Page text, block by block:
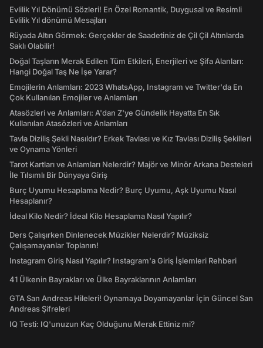
Evlilik Yıl Dönümü Sözleri! En Özel Romantik, Duygusal ve Resimli
Evlilik Yıl dönümü Mesajları
Rüyada Altın Görmek: Gerçekler de Saadetiniz de Çil Çil Altınlarda
Saklı Olabilir!
Doğal Taşların Merak Edilen Tüm Etkileri, Enerjileri ve Şifa Alanları:
Hangi Doğal Taş Ne İşe Yarar?
Emojilerin Anlamları: 2023 WhatsApp, Instagram ve Twitter'da En
Çok Kullanılan Emojiler ve Anlamları
Atasözleri ve Anlamları: A'dan Z'ye Gündelik Hayatta En Sık
Kullanılan Atasözleri ve Anlamları
Tavla Diziliş Şekli Nasıldır? Erkek Tavlası ve Kız Tavlası Diziliş Şekilleri
ve Oynama Yönleri
Tarot Kartları ve Anlamları Nelerdir? Majör ve Minör Arkana Desteleri
İle Tılsımlı Bir Dünyaya Giriş
Burç Uyumu Hesaplama Nedir? Burç Uyumu, Aşk Uyumu Nasıl
Hesaplanır?
İdeal Kilo Nedir? İdeal Kilo Hesaplama Nasıl Yapılır?
Ders Çalışırken Dinlenecek Müzikler Nelerdir? Müziksiz
Çalışamayanlar Toplanın!
Instagram Giriş Nasıl Yapılır? Instagram'a Giriş İşlemleri Rehberi
41 Ülkenin Bayrakları ve Ülke Bayraklarının Anlamları
GTA San Andreas Hileleri! Oynamaya Doyamayanlar İçin Güncel San
Andreas Şifreleri
IQ Testi: IQ'unuzun Kaç Olduğunu Merak Ettiniz mi?